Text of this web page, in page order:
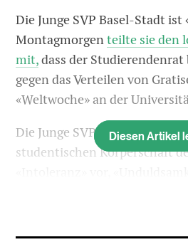
Die Junge SVP Basel-Stadt ist
Montagmorgenteilte sie den
mit,dass der
gegen das Verteilen von
«Weltwoche» an der
Die Junge SVP wirft dem
studentischen Körperschaft
Diesen Artikel